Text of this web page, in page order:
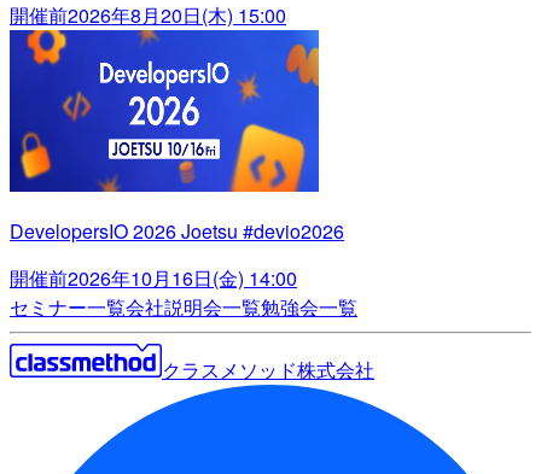
開催前2026年8月20日(木) 15:00
DevelopersIO 2026 Joetsu #devio2026
開催前2026年10月16日(金) 14:00
セミナー一覧会社説明会一覧勉強会一覧
クラスメソッド株式会社